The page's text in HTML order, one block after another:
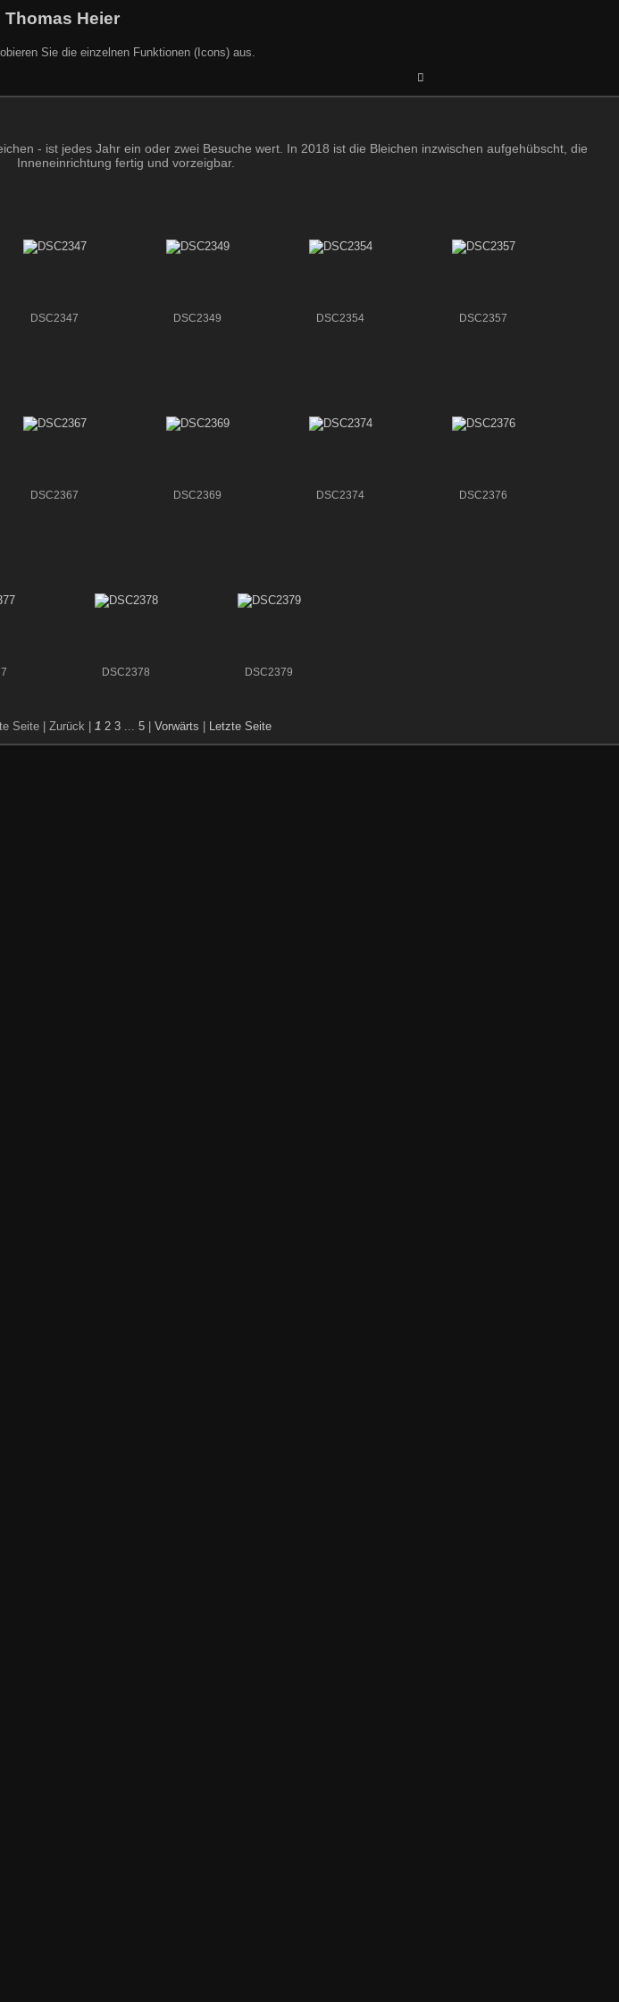
Heier
Sie die einzelnen Funktionen (Icons) aus.
- ist jedes Jahr ein oder zwei Besuche wert. In 2018 ist die Bleichen inzwischen aufgehübscht, die
Inneneinrichtung fertig und vorzeigbar.
DSC2347 DSC2349 DSC2354 DSC2357
DSC2367 DSC2369 DSC2374 DSC2376
DSC2378 DSC2379
Seite | Zurück | 1 2 3... 5 Vorwärts Letzte Seite